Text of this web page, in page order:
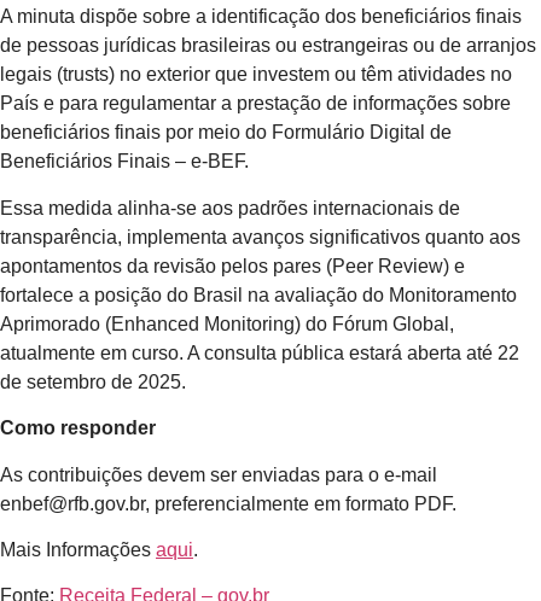
A minuta dispõe sobre a identificação dos beneficiários finais
de pessoas jurídicas brasileiras ou estrangeiras ou de arranjos
legais (trusts) no exterior que investem ou têm atividades no
País e para regulamentar a prestação de informações sobre
beneficiários finais por meio do Formulário Digital de
Beneficiários Finais – e-BEF.
Essa medida alinha-se aos padrões internacionais de
transparência, implementa avanços significativos quanto aos
apontamentos da revisão pelos pares (Peer Review) e
fortalece a posição do Brasil na avaliação do Monitoramento
Aprimorado (Enhanced Monitoring) do Fórum Global,
atualmente em curso. A consulta pública estará aberta até 22
de setembro de 2025.
Como responder
As contribuições devem ser enviadas para o e-mail
enbef@rfb.gov.br, preferencialmente em formato PDF.
Mais Informações aqui.
Fonte: Receita Federal – gov.br